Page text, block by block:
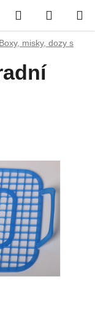
Hledat
KOŠÍK
Boxy, misky, dozy s